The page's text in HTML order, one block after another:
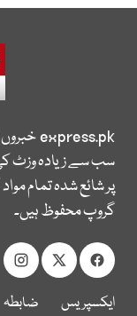
express.pk
سب سے زیادہ وزٹ
پر شائع شدہ تمام
گروپ محفوظ ہیں۔
ایکسپریس
ضابطہ